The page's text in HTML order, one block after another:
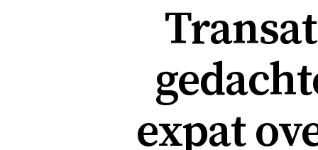
expat